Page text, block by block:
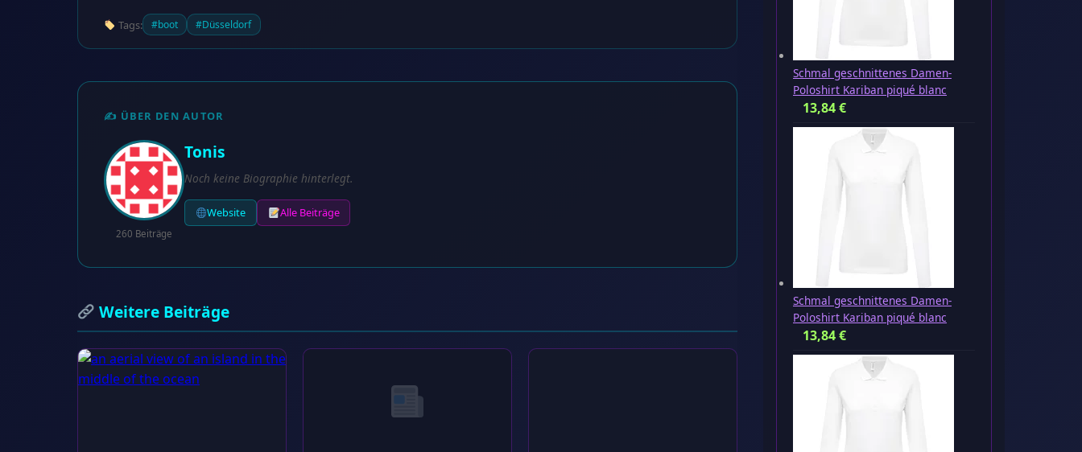
Tags: #boot #Düsseldorf
✍️ ÜBER DEN AUTOR
260 Beiträge
Tonis
Noch keine Biographie hinterlegt.
Website Alle Beiträge
Weitere Beiträge
Schmal geschnittenes Damen-
Poloshirt Kariban piqué blanc
13,84€
Schmal geschnittenes Damen-
Poloshirt Kariban piqué blanc
13,84€